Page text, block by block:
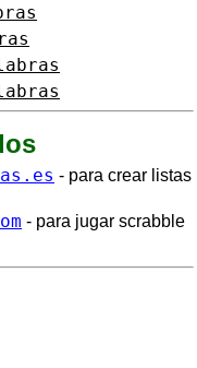
- para crear listas
- para jugar scrabble